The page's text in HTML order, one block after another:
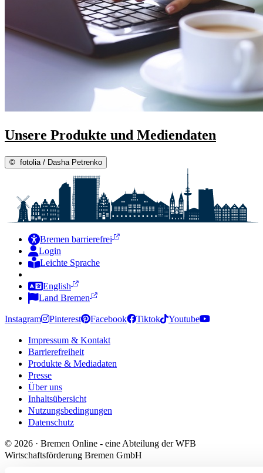
Unsere Produkte und Mediendaten
© fotolia / Dasha Petrenko
Bremen barrierefrei
Login
Leichte Sprache
English
Land Bremen
Instagram Pinterest Facebook Tiktok Youtube
Impressum & Kontakt
Barrierefreiheit
Produkte & Mediadaten
Presse
Über uns
Inhaltsübersicht
Nutzungsbedingungen
Datenschutz
© 2026 · Bremen Online - eine Abteilung der WFB
Wirtschaftsförderung Bremen GmbH